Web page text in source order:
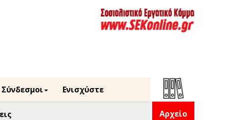
Σύνδεσμοι Ενισχύστε
Αρχείο